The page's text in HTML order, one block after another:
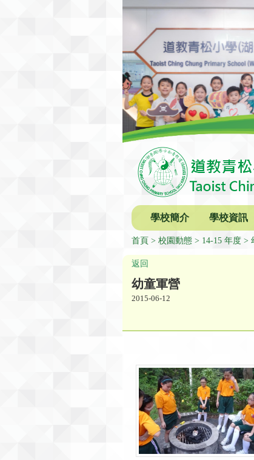
學校簡介 學校資訊
首頁 校園動態 14-15 年度
返回
幼童軍營
2015-06-12